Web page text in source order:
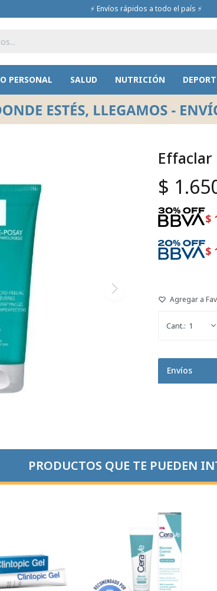
PERSONAL SALUD NUTRICIÓN
⚡ Envíos rápidos a todo el país ⚡
$
$
$
1
Envíos
PRODUCTOS QUE TE PUEDEN